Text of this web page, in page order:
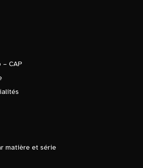
– CAP
matière et série